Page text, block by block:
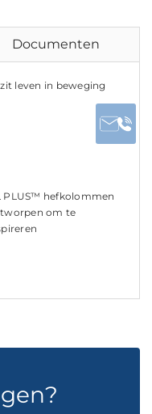
Documenten
zit leven in beweging
PLUS™ hefkolommen
om te